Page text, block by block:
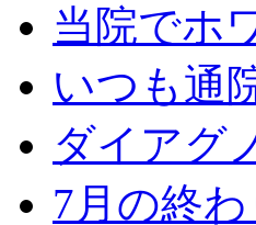
当院でホ
いつも通
ダイアグ
7月の終わ